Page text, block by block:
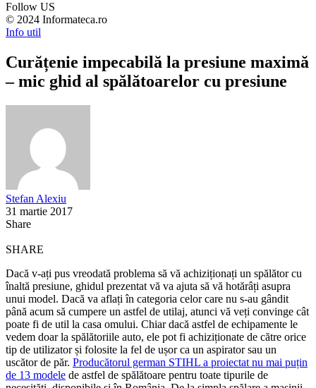
Follow US
© 2024 Informateca.ro
Info util
Curățenie impecabilă la presiune maximă
– mic ghid al spălătoarelor cu presiune
Stefan Alexiu
31 martie 2017
Share
SHARE
Dacă v-ați pus vreodată problema să vă achiziționați un spălător cu
înaltă presiune, ghidul prezentat vă va ajuta să vă hotărâți asupra
unui model. Dacă va aflați în categoria celor care nu s-au gândit
până acum să cumpere un astfel de utilaj, atunci vă veți convinge cât
poate fi de util la casa omului. Chiar dacă astfel de echipamente le
vedem doar la spălătoriile auto, ele pot fi achiziționate de către orice
tip de utilizator și folosite la fel de ușor ca un aspirator sau un
uscător de păr. Producătorul german STIHL a proiectat nu mai puțin
de 13 modele de astfel de spălătoare pentru toate tipurile de